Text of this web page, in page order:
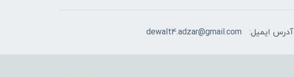
آدرس ایمیل: dewalt4.adzar@gmail.com